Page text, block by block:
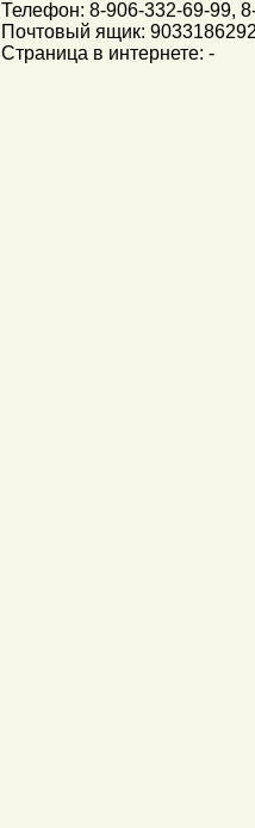
Телефон: 8-906-332-69-99,
Почтовый ящик:
Страница в интернете: -